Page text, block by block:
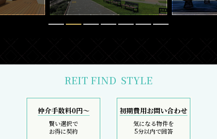
REIT FIND STYLE
仲介手数料0円～
賢い選択で
お得に契約
初期費用お問い合わせ
気になる物件を
5分以内で回答